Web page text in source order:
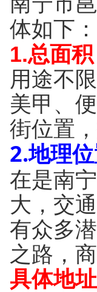
体如下：
1.总面
用途不
美甲、
街位置
2.地理
在是南
大，交
有众多
之路，
具体地址